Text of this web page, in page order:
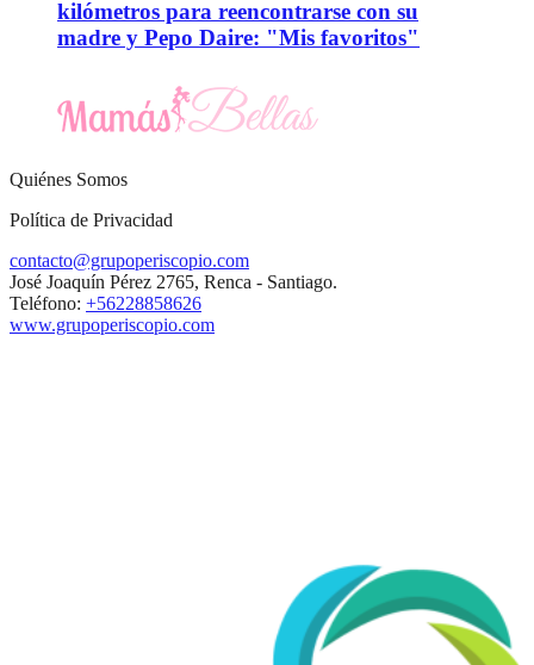
kilómetros para reencontrarse con su
madre y Pepo Daire: "Mis favoritos"
Quiénes Somos
Política de Privacidad
contacto@grupoperiscopio.com
José Joaquín Pérez 2765, Renca - Santiago.
Teléfono: +56228858626
www.grupoperiscopio.com